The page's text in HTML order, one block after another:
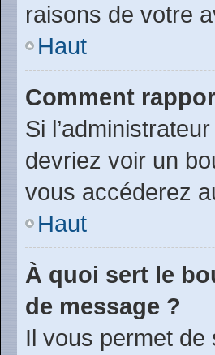
raisons de votre
Haut
Comment
Si
devriez voir un
vous accéderez
Haut
À quoi sert le
de message ?
Il vous permet